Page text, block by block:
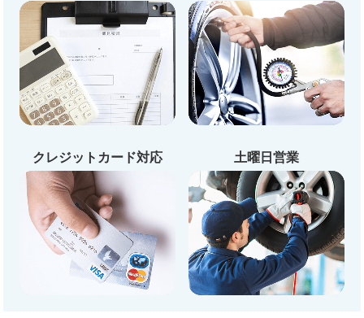
クレジットカード対応 土曜日営業